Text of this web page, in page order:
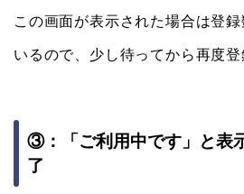
この画面が表示された場合は登
いるので、少し待ってから再度登
③：「ご利用中です」と表
了